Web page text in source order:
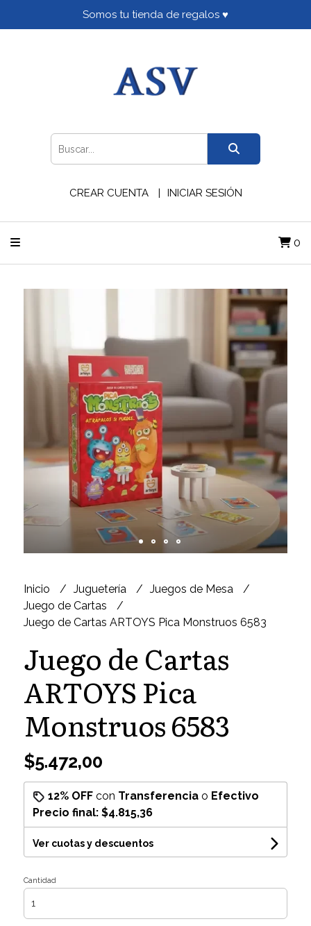
Somos tu tienda de regalos ♥
CREAR CUENTA INICIAR SESIÓN
0
Inicio Juguetería
Juegos de Mesa
Juego de Cartas
Juego de Cartas ARTOYS Pica Monstruos 6583
Juego de Cartas
ARTOYS Pica
Monstruos 6583
$5.472,00
12% OFFcon Transferenciao Efectivo
Precio final: $4.815,36
Ver cuotas y descuentos
Cantidad